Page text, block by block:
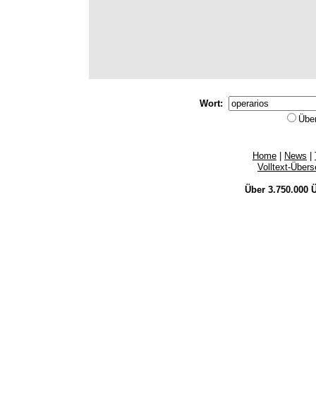
Wort:
Home News
Volltext-
Über 3.750.000